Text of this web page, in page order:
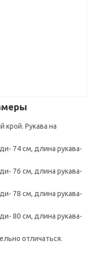
крой. Рукава на
74 см, длина рукава-
76 см, длина рукава-
78 см, длина рукава-
80 см, длина рукава-
отличаться.